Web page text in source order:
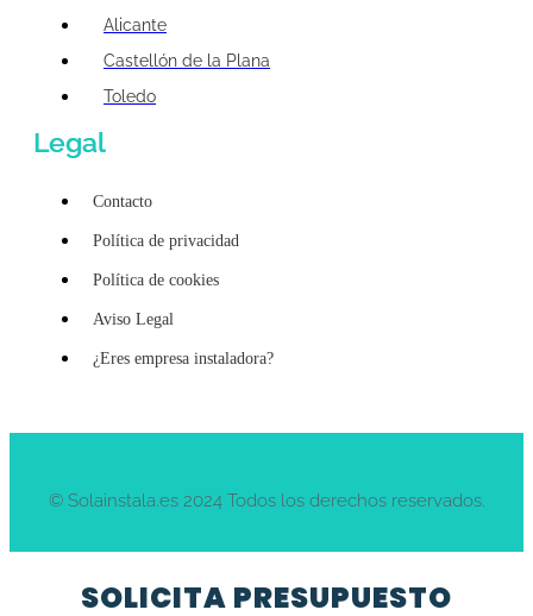
Alicante
Castellón de la Plana
Toledo
Legal
Contacto
Política de privacidad
Política de cookies
Aviso Legal
¿Eres empresa instaladora?
© Solainstala.es 2024 Todos los derechos reservados.
SOLICITA PRESUPUESTO